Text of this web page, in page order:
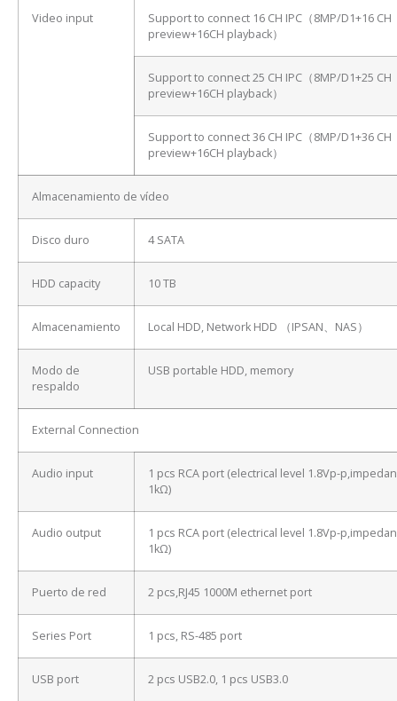
Video input
Support to connect 16 CH IPC（8MP/D1+16 CH
preview+16CH playback）
Support to connect 25 CH IPC（8MP/D1+25 CH
preview+16CH playback）
Support to connect 36 CH IPC（8MP/D1+36 CH
preview+16CH playback）
Almacenamiento de vídeo
Disco duro 4 SATA
HDD capacity 10 TB
Almacenamiento Local HDD, Network HDD （IPSAN、NAS）
Modo de
respaldo
USB portable HDD, memory
External Connection
Audio input
1 pcs RCA port (electrical level 1.8Vp-
1kΩ)
Audio output
1 pcs RCA port (electrical level 1.8Vp-
1kΩ)
Puerto de red 2 pcs,RJ45 1000M ethernet port
Series Port 1 pcs, RS-485 port
USB port 2 pcs USB2.0, 1 pcs USB3.0